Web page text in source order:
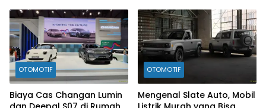
OTOMOTIF
Biaya Cas Changan Lumin
OTOMOTIF
Mengenal Slate Auto, Mobil